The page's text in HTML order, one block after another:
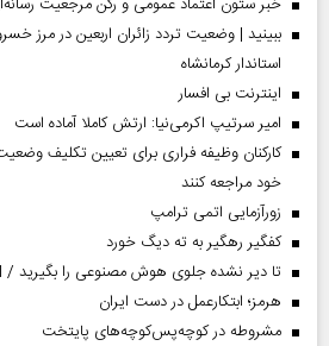
ببینید | وضعیت تردد زائران اربعین در مرز
استاندار کرمانشاه
اینترنت بی افسار
امیر سرتیپ اکرمی‌نیا: ارتش کاملا آماده است
کارکنان وظیفه فراری برای تعیین تکلیف
خود مراجعه کنند
زورآزمایی اتمی ترامپ
کفگیر رهگیر به ته دیگ خورد
تا دیر نشده جلوی هوش مصنوعی را بگیرید / AI به انسان مسلط می‌شود؟
هرمز؛ ابتکارعمل در دست ایران
مشروطه در کوچه‌پس‌کوچه‌های پایتخت